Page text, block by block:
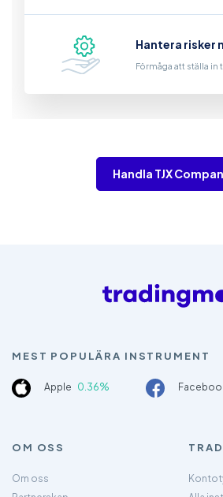
Hantera risker
Förmåga att ställa in
Handla TJX
MEST POPULÄRA INSTRUMENT
Apple 0.36%
OM OSS
Om oss